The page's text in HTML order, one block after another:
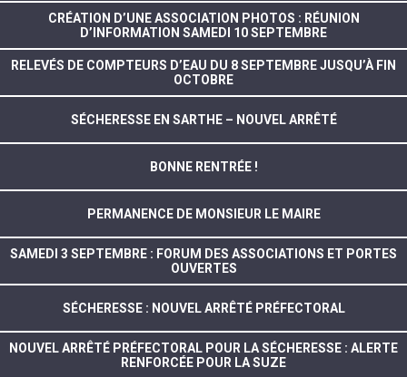
CRÉATION D’UNE ASSOCIATION PHOTOS : RÉUNION
D’INFORMATION SAMEDI 10 SEPTEMBRE
RELEVÉS DE COMPTEURS D’EAU DU 8 SEPTEMBRE JUSQU’À FIN
OCTOBRE
SÉCHERESSE EN SARTHE – NOUVEL ARRÊTÉ
BONNE RENTRÉE !
PERMANENCE DE MONSIEUR LE MAIRE
SAMEDI 3 SEPTEMBRE : FORUM DES ASSOCIATIONS ET PORTES
OUVERTES
SÉCHERESSE : NOUVEL ARRÊTÉ PRÉFECTORAL
NOUVEL ARRÊTÉ PRÉFECTORAL POUR LA SÉCHERESSE : ALERTE
RENFORCÉE POUR LA SUZE